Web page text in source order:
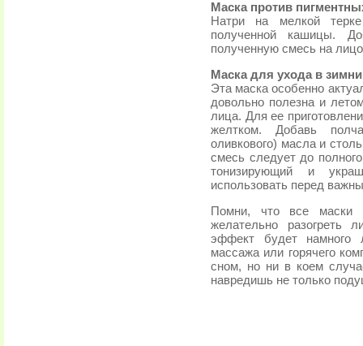
Маска против
Натри на мелкой
полученной кашицы.
полученную смесь на
Маска для ухода в
Эта маска особенно
довольно полезна и
лица. Для ее
желтком. Добавь
оливкового) масла и
смесь следует до
тонизирующий и
использовать перед
Помни, что все маски
желательно разогреть
эффект будет
массажа или горячего
сном, но ни в коем
навредишь не только